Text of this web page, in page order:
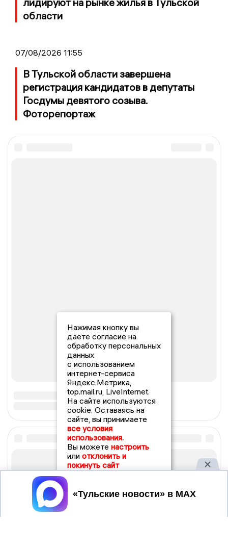
области
07/08/2026 11:55
В Тульской области завершена
регистрация кандидатов в депутаты
Госдумы девятого созыва.
Фоторепортаж
Нажимая кнопку вы
даете согласие на
обработку персональных
данных
с использованием
интернет-сервиса
Яндекс.Метрика,
top.mail.ru, LiveInternet.
На сайте используются
cookie. Оставаясь на
сайте, вы принимаете
все условия
использования.
Вы можете настроить
или отклонить и
покинуть сайт
Принять